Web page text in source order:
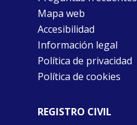
Mapa web
Accesibilidad
Información legal
Política de privacidad
Política de cookies
REGISTRO CIVIL